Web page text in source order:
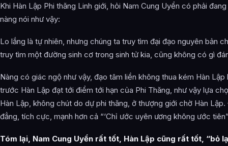
Khi Hàn Lập Phi thăng Linh giới, hỏi Nam Cung Uyển có phải
nàng nói như vậy:
Lo lắng là tự nhiên, nhưng chúng ta truy tìm đại đạo nguyên bản
truy tìm một đường sinh cơ trong sinh tử kia, cũng không có gì
Nàng có giác ngộ như vậy, đạo tâm liền không thua kém Hàn
trước Hàn Lập đạt tới điểm tới hạn của Phi Thăng, như vậy lựa
Hàn Lập, không chút do dự phi thăng, ở thượng giới chờ Hàn
đẳng, tích cực, mạnh hơn cả “‘Chỉ ước uyên ương không ước
Tóm lại, Nam Cung Uyển rất tốt, Hàn Lập cũng rất tốt, “bỏ